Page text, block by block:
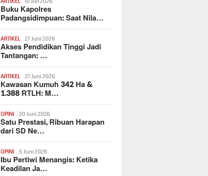
Buku Kapolres
Padangsidimpuan: Saat Nila…
ARTIKEL 27 Juni 2026
Akses Pendidikan Tinggi Jadi
Tantangan: …
ARTIKEL 27 Juni 2026
Kawasan Kumuh 342 Ha &
1.388 RTLH: M…
OPINI 20 Juni 2026
Satu Prestasi, Ribuan Harapan
dari SD Ne…
OPINI 5 Juni 2026
Ibu Pertiwi Menangis: Ketika
Keadilan Ja…